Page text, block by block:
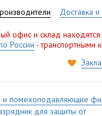
Доставка и
офис и склад
России - транспортными
помехоподавляющие
для защиты от